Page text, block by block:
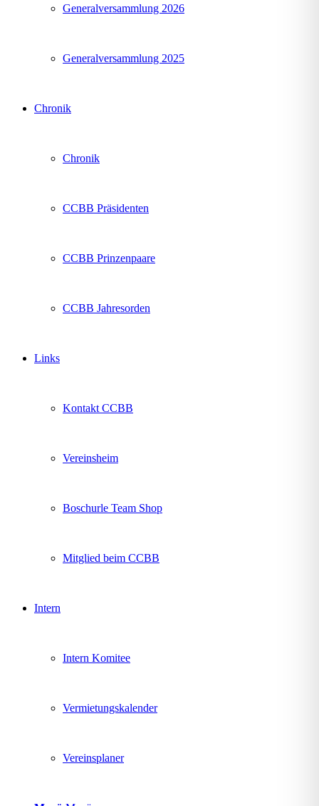
Generalversammlung 2026
Generalversammlung 2025
Chronik
Chronik
CCBB Präsidenten
CCBB Prinzenpaare
CCBB Jahresorden
Links
Kontakt CCBB
Vereinsheim
Boschurle Team Shop
Mitglied beim CCBB
Intern
Intern Komitee
Vermietungskalender
Vereinsplaner